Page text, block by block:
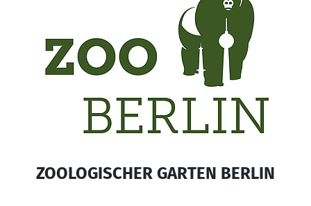
ZOOLOGISCHER GARTEN BERLIN